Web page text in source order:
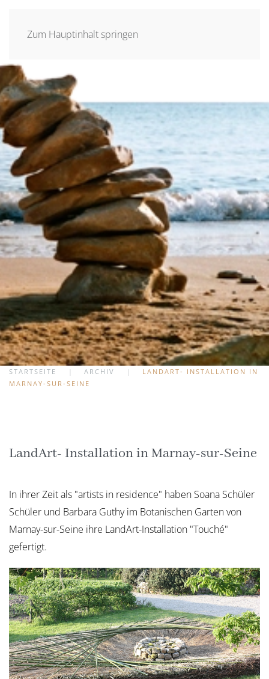
Zum Hauptinhalt springen
STARTSEITE ARCHIV
LANDART- INSTALLATION IN
MARNAY-SUR-SEINE
LandArt- Installation in Marnay-sur-Seine
In ihrer Zeit als "artists in residence" haben Soana Schüler
Schüler und Barbara Guthy im Botanischen Garten von
Marnay-sur-Seine ihre LandArt-Installation "Touché"
gefertigt.